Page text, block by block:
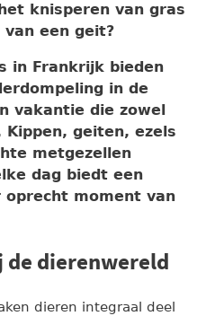
knisperen van gras
een geit?
in Frankrijk bieden
in de
vakantie die zowel
geiten, ezels
metgezellen
dag biedt een
oprecht moment van
de dierenwereld
dieren integraal deel